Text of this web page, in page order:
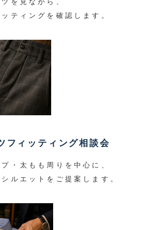
ティングを確認します。
フィッティング相談会
・太もも周りを中心に、
ルエットをご提案します。